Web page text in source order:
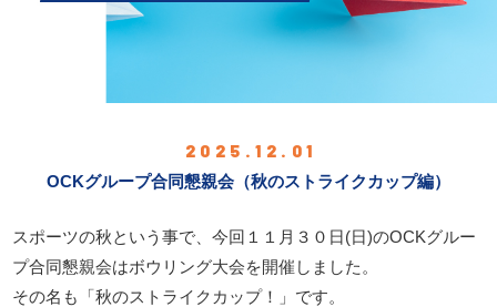
2025.12.01
OCKグループ合同懇親会（秋のストライクカップ編）
スポーツの秋という事で、今回１１月３０日(日)のOCKグルー
プ合同懇親会はボウリング大会を開催しました。
その名も「秋のストライクカップ！」です。